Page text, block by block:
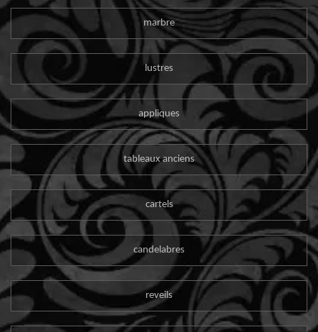
marbre
lustres
appliques
tableaux anciens
cartels
candelabres
reveils